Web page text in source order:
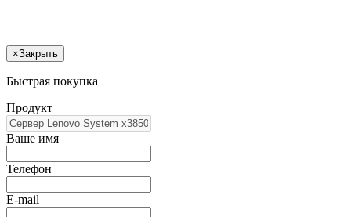
×Закрыть
Быстрая покупка
Продукт
Ваше имя
Телефон
E-mail